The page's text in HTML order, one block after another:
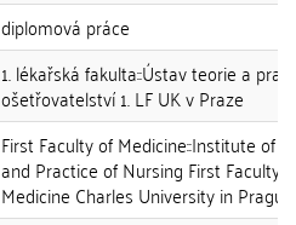
diplomová práce
1. lékařská fakulta::Ústav teorie a
ošetřovatelství 1. LF UK v Praze
First Faculty of Medicine::Institute of
and Practice of Nursing First Faculty
Medicine Charles University in Prague